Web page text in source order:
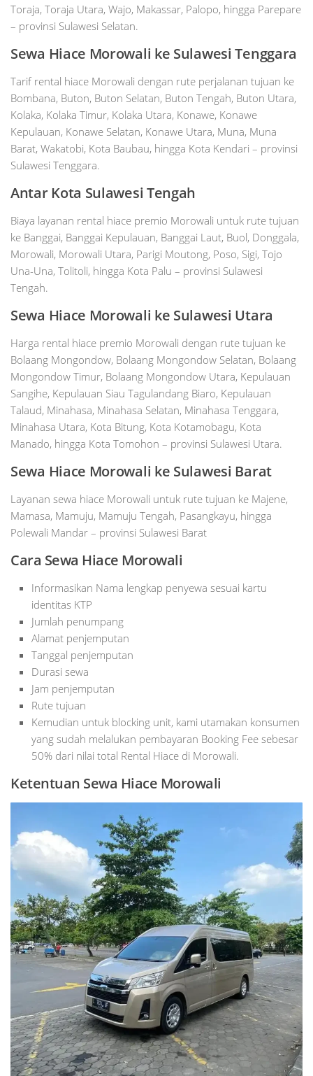
Toraja, Toraja Utara, Wajo, Makassar, Palopo, hingga Parepare
– provinsi Sulawesi Selatan.
Sewa Hiace Morowali ke Sulawesi Tenggara
Tarif rental hiace Morowali dengan rute perjalanan tujuan ke
Bombana, Buton, Buton Selatan, Buton Tengah, Buton Utara,
Kolaka, Kolaka Timur, Kolaka Utara, Konawe, Konawe
Kepulauan, Konawe Selatan, Konawe Utara, Muna, Muna
Barat, Wakatobi, Kota Baubau, hingga Kota Kendari – provinsi
Sulawesi Tenggara.
Antar Kota Sulawesi Tengah
Biaya layanan rental hiace premio Morowali untuk rute tujuan
ke Banggai, Banggai Kepulauan, Banggai Laut, Buol, Donggala,
Morowali, Morowali Utara, Parigi Moutong, Poso, Sigi, Tojo
Una-Una, Tolitoli, hingga Kota Palu – provinsi Sulawesi
Tengah.
Sewa Hiace Morowali ke Sulawesi Utara
Harga rental hiace premio Morowali dengan rute tujuan ke
Bolaang Mongondow, Bolaang Mongondow Selatan, Bolaang
Mongondow Timur, Bolaang Mongondow Utara, Kepulauan
Sangihe, Kepulauan Siau Tagulandang Biaro, Kepulauan
Talaud, Minahasa, Minahasa Selatan, Minahasa Tenggara,
Minahasa Utara, Kota Bitung, Kota Kotamobagu, Kota
Manado, hingga Kota Tomohon – provinsi Sulawesi Utara.
Sewa Hiace Morowali ke Sulawesi Barat
Layanan sewa hiace Morowali untuk rute tujuan ke Majene,
Mamasa, Mamuju, Mamuju Tengah, Pasangkayu, hingga
Polewali Mandar – provinsi Sulawesi Barat
Cara Sewa Hiace Morowali
Informasikan Nama lengkap penyewa sesuai kartu
identitas KTP
Jumlah penumpang
Alamat penjemputan
Tanggal penjemputan
Durasi sewa
Jam penjemputan
Rute tujuan
Kemudian untuk blocking unit, kami utamakan konsumen
yang sudah melalukan pembayaran Booking Fee sebesar
50% dari nilai total Rental Hiace di Morowali.
Ketentuan Sewa Hiace Morowali